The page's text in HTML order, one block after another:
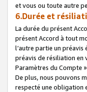
et vous ou toute autre
6.Durée et
La durée du présent
présent Accord à tout
l’autre partie un préavis
préavis de résiliation en
Paramètres du Compte
De plus, nous pouvons
respecté une obligation